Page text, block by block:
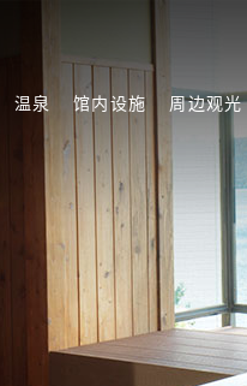
温泉 馆内设施 周边观光